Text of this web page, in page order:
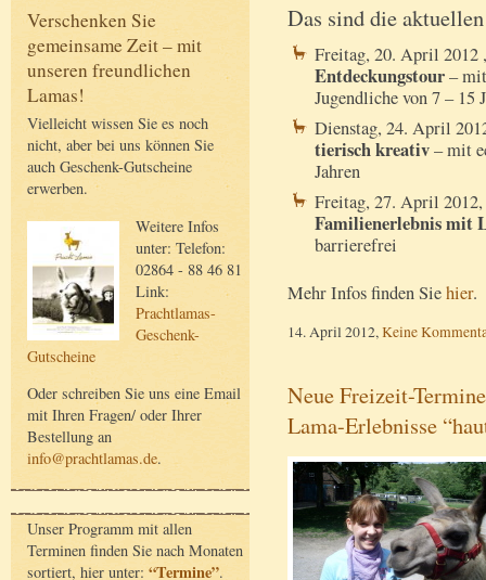
Verschenken Sie
gemeinsame Zeit – mit
unseren freundlichen
Lamas!
Vielleicht wissen Sie es noch
nicht, aber bei uns können Sie
auch Geschenk-Gutscheine
erwerben.
Weitere Infos
unter: Telefon:
02864 - 88 46 81
Link:
Prachtlamas-
Geschenk-
Gutscheine
Oder schreiben Sie uns eine Email
mit Ihren Fragen/ oder Ihrer
Bestellung an
info@prachtlamas.de.
Unser Programm mit allen
Terminen finden Sie nach Monaten
sortiert, hier unter: “Termine”.
Das sind die
Freitag, 20. April 2012
Entdeckungstour–
Jugendliche von 7 – 15
Dienstag, 24. April
tierisch kreativ– mit
Jahren
Freitag, 27. April
Familienerlebnis mit
barrierefrei
Mehr Infos finden Siehier.
14. April 2012, Keine
Neue Freizeit-
Lama-Erlebnisse